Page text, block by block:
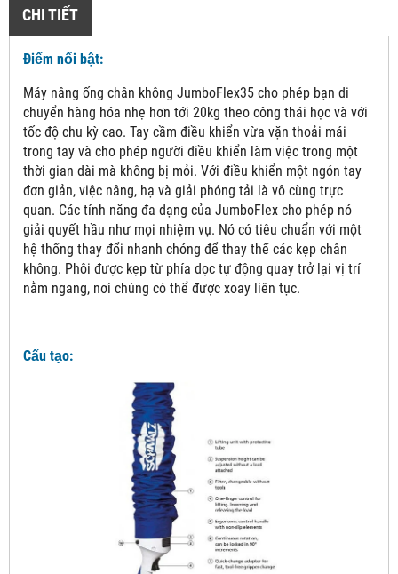
CHI TIẾT
Điểm nổi bật:
Máy nâng ống chân không JumboFlex35 cho phép bạn di
chuyển hàng hóa nhẹ hơn tới 20kg theo công thái học và với
tốc độ chu kỳ cao. Tay cầm điều khiển vừa vặn thoải mái
trong tay và cho phép người điều khiển làm việc trong một
thời gian dài mà không bị mỏi. Với điều khiển một ngón tay
đơn giản, việc nâng, hạ và giải phóng tải là vô cùng trực
quan. Các tính năng đa dạng của JumboFlex cho phép nó
giải quyết hầu như mọi nhiệm vụ. Nó có tiêu chuẩn với một
hệ thống thay đổi nhanh chóng để thay thế các kẹp chân
không. Phôi được kẹp từ phía dọc tự động quay trở lại vị trí
nằm ngang, nơi chúng có thể được xoay liên tục.
Cấu tạo: